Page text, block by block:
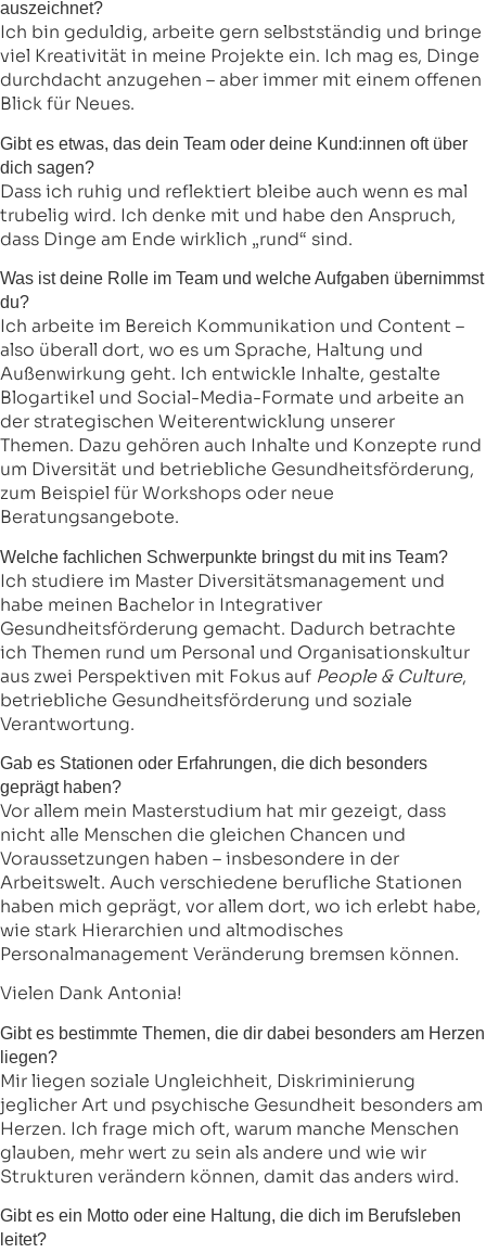
auszeichnet?
Ich bin geduldig, arbeite gern selbstständig und bringe
viel Kreativität in meine Projekte ein. Ich mag es, Dinge
durchdacht anzugehen – aber immer mit einem offenen
Blick für Neues.
Gibt es etwas, das dein Team oder deine Kund:innen oft über
dich sagen?
Dass ich ruhig und reflektiert bleibe auch wenn es mal
trubelig wird. Ich denke mit und habe den Anspruch,
dass Dinge am Ende wirklich „rund“ sind.
Was ist deine Rolle im Team und welche Aufgaben übernimmst
du?
Ich arbeite im Bereich Kommunikation und Content –
also überall dort, wo es um Sprache, Haltung und
Außenwirkung geht. Ich entwickle Inhalte, gestalte
Blogartikel und Social-Media-Formate und arbeite an
der strategischen Weiterentwicklung unserer
Themen. Dazu gehören auch Inhalte und Konzepte rund
um Diversität und betriebliche Gesundheitsförderung,
zum Beispiel für Workshops oder neue
Beratungsangebote.
Welche fachlichen Schwerpunkte bringst du mit ins Team?
Ich studiere im Master Diversitätsmanagement und
habe meinen Bachelor in Integrativer
Gesundheitsförderung gemacht. Dadurch betrachte
ich Themen rund um Personal und Organisationskultur
aus zwei Perspektiven mit Fokus auf People & Culture,
betriebliche Gesundheitsförderung und soziale
Verantwortung.
Gab es Stationen oder Erfahrungen, die dich besonders
geprägt haben?
Vor allem mein Masterstudium hat mir gezeigt, dass
nicht alle Menschen die gleichen Chancen und
Voraussetzungen haben – insbesondere in der
Arbeitswelt. Auch verschiedene berufliche Stationen
haben mich geprägt, vor allem dort, wo ich erlebt habe,
wie stark Hierarchien und altmodisches
Personalmanagement Veränderung bremsen können.
Vielen Dank Antonia!
Gibt es bestimmte Themen, die dir dabei besonders am Herzen
liegen?
Mir liegen soziale Ungleichheit, Diskriminierung
jeglicher Art und psychische Gesundheit besonders am
Herzen. Ich frage mich oft, warum manche Menschen
glauben, mehr wert zu sein als andere und wie wir
Strukturen verändern können, damit das anders wird.
Gibt es ein Motto oder eine Haltung, die dich im Berufsleben
leitet?